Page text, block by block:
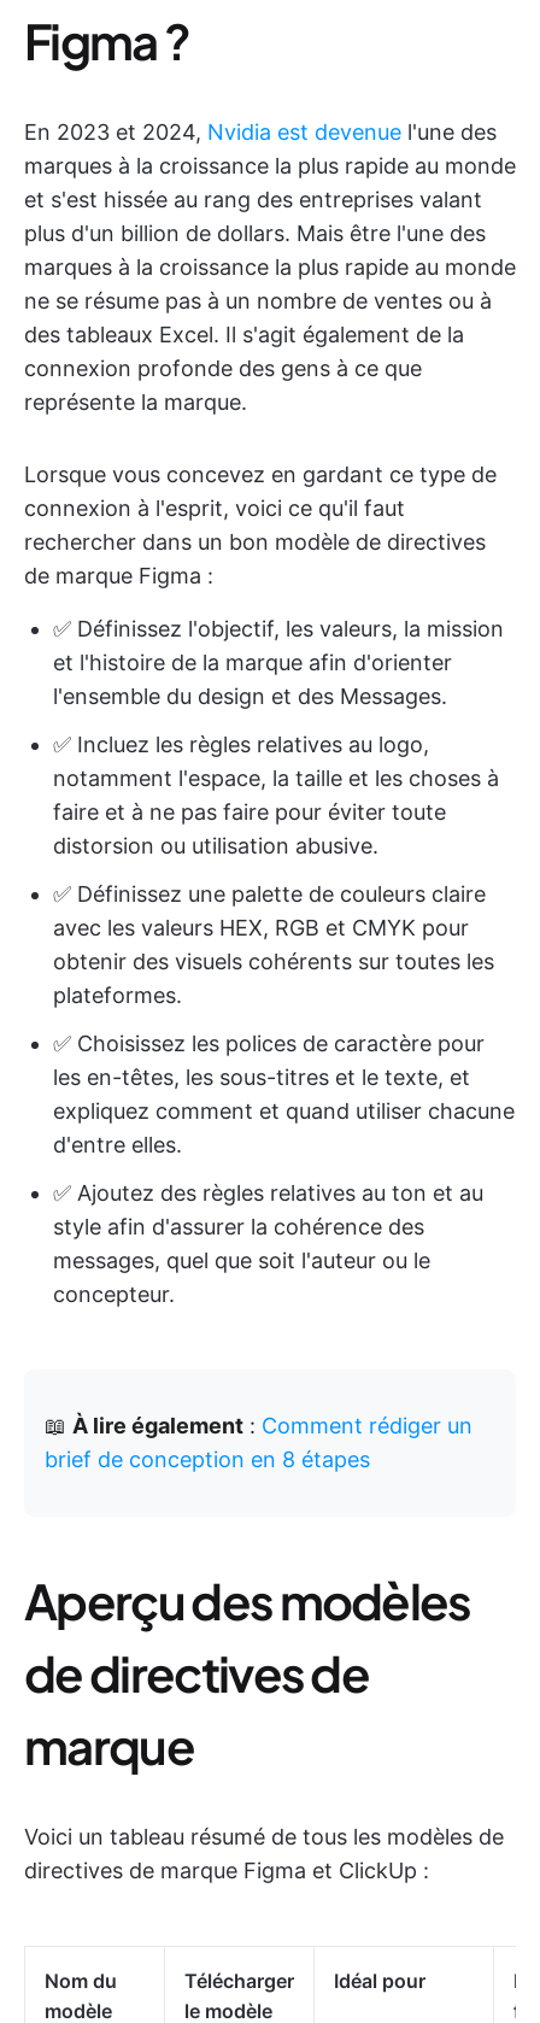
Figma ?
En 2023 et 2024, Nvidia est devenue l'une des
marques à la croissance la plus rapide au monde
et s'est hissée au rang des entreprises valant
plus d'un billion de dollars. Mais être l'une des
marques à la croissance la plus rapide au monde
ne se résume pas à un nombre de ventes ou à
des tableaux Excel. Il s'agit également de la
connexion profonde des gens à ce que
représente la marque.
Lorsque vous concevez en gardant ce type de
connexion à l'esprit, voici ce qu'il faut
rechercher dans un bon modèle de directives
de marque Figma :
✅ Définissez l'objectif, les valeurs, la mission
et l'histoire de la marque afin d'orienter
l'ensemble du design et des Messages.
✅ Incluez les règles relatives au logo,
notamment l'espace, la taille et les choses à
faire et à ne pas faire pour éviter toute
distorsion ou utilisation abusive.
✅ Définissez une palette de couleurs claire
avec les valeurs HEX, RGB et CMYK pour
obtenir des visuels cohérents sur toutes les
plateformes.
✅ Choisissez les polices de caractère pour
les en-têtes, les sous-titres et le texte, et
expliquez comment et quand utiliser chacune
d'entre elles.
✅ Ajoutez des règles relatives au ton et au
style afin d'assurer la cohérence des
messages, quel que soit l'auteur ou le
concepteur.
📖 À lire également : Comment rédiger un
brief de conception en 8 étapes
Aperçu des modèles
de directives de
marque
Voici un tableau résumé de tous les modèles de
directives de marque Figma et ClickUp :
Nom du
modèle
Télécharger
le modèle
Idéal pour